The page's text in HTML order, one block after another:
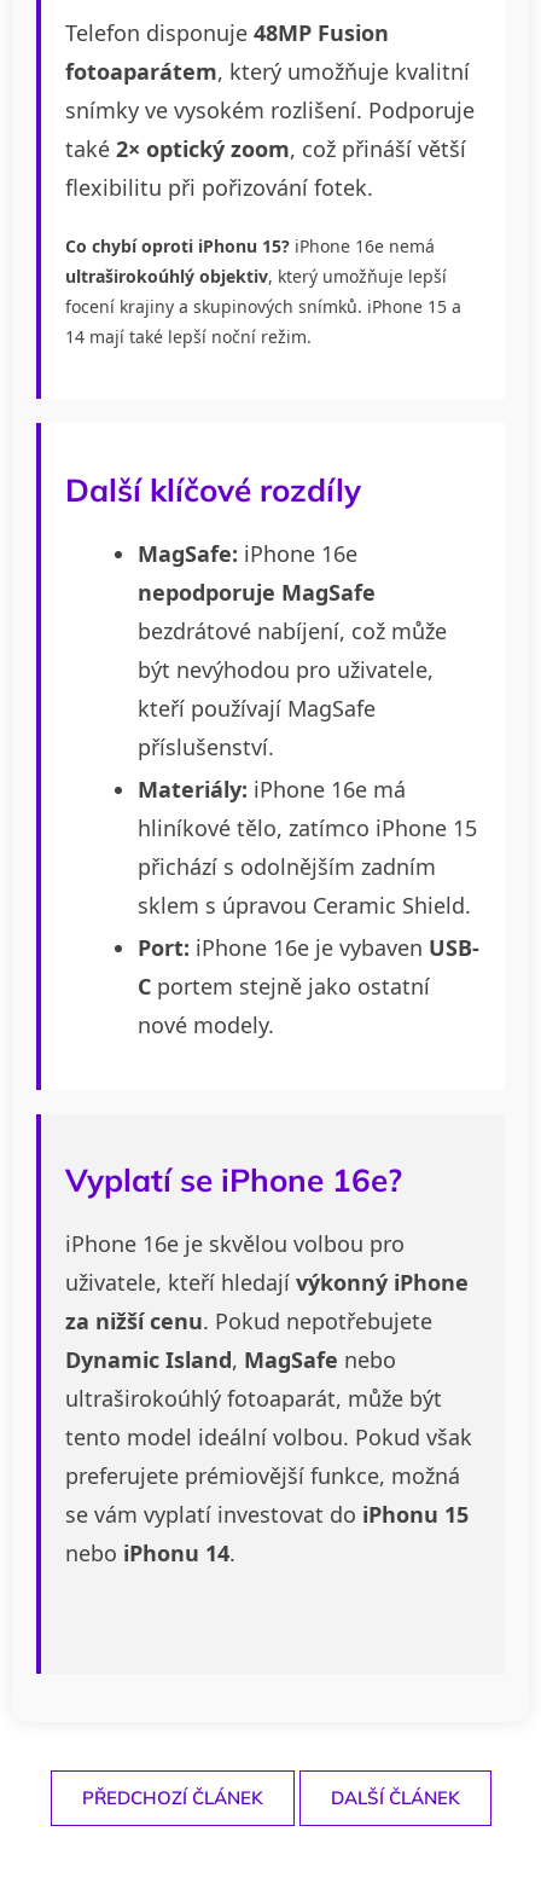
Telefon disponuje 48MP Fusion
fotoaparátem, který umožňuje kvalitní
snímky ve vysokém rozlišení. Podporuje
také 2× optický zoom, což přináší větší
flexibilitu při pořizování fotek.
Co chybí oproti iPhonu 15? iPhone 16e nemá
ultraširokoúhlý objektiv, který umožňuje lepší
focení krajiny a skupinových snímků. iPhone 15 a
14 mají také lepší noční režim.
Další klíčové rozdíly
MagSafe: iPhone 16e
nepodporuje MagSafe
bezdrátové nabíjení, což může
být nevýhodou pro uživatele,
kteří používají MagSafe
příslušenství.
Materiály: iPhone 16e má
hliníkové tělo, zatímco iPhone 15
přichází s odolnějším zadním
sklem s úpravou Ceramic Shield.
Port: iPhone 16e je vybaven USB-
C portem stejně jako ostatní
nové modely.
Vyplatí se iPhone 16e?
iPhone 16e je skvělou volbou pro
uživatele, kteří hledají výkonný iPhone
za nižší cenu. Pokud nepotřebujete
Dynamic Island, MagSafe nebo
ultraširokoúhlý fotoaparát, může být
tento model ideální volbou. Pokud však
preferujete prémiovější funkce, možná
se vám vyplatí investovat do iPhonu 15
nebo iPhonu 14.
PŘEDCHOZÍ ČLÁNEK DALŠÍ ČLÁNEK